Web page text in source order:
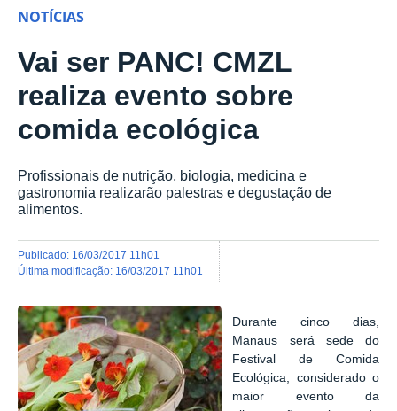
NOTÍCIAS
Vai ser PANC! CMZL
realiza evento sobre
comida ecológica
Profissionais de nutrição, biologia, medicina e
gastronomia realizarão palestras e degustação de
alimentos.
publicado: 16/03/2017 11h01
última modificação: 16/03/2017 11h01
Durante cinco dias,
Manaus será sede do
Festival de Comida
Ecológica, considerado o
maior evento da